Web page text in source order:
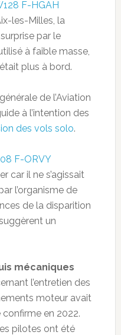
F-HGAH
les-Milles, la
par le
à faible masse,
plus à bord.
de l’Aviation
à l’intention des
des vols solo.
F-ORVY
car il ne s’agissait
l’organisme de
de la disparition
un
mécaniques
l’entretien des
moteur avait
en 2022.
pilotes ont été